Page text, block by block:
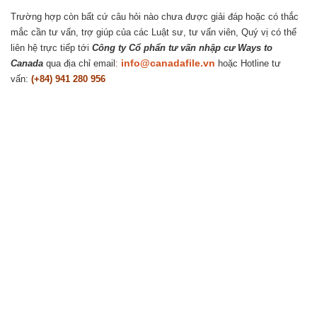
Trường hợp còn bất cứ câu hỏi nào chưa được giải đáp hoặc có thắc
mắc cần tư vấn, trợ giúp của các Luật sư, tư vấn viên, Quý vị có thể
liên hệ trực tiếp tới Công ty Cổ phẩn tư vấn nhập cư Ways to
Canada qua địa chỉ email : info@canadafile.vn hoặc Hotline tư
vấn: (+84) 941 280 956